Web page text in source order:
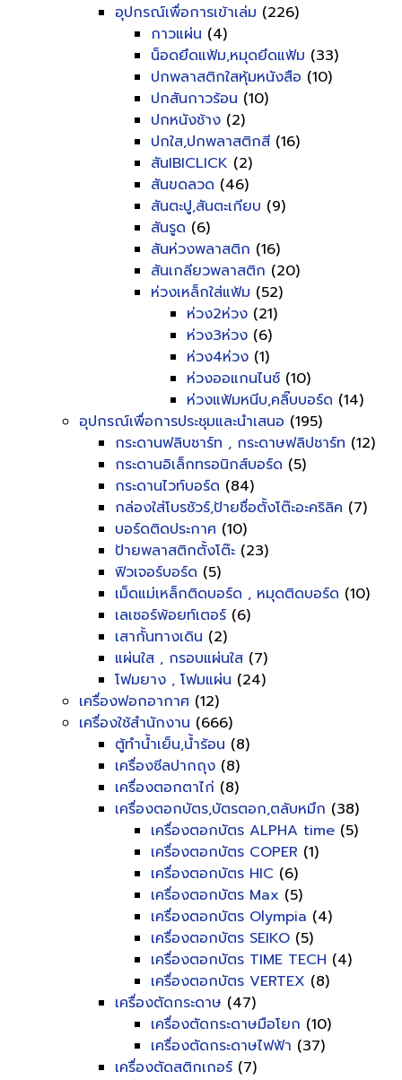
อุปกรณ์เพื่อการเข้าเล่ม (226)
กาวแผ่น (4)
น็อดยึดแฟ้ม,หมุดยึดแฟ้ม (33)
ปกพลาสติกใสหุ้มหนังสือ (10)
ปกสันกาวร้อน (10)
ปกหนังช้าง (2)
ปกใส,ปกพลาสติกสี (16)
สันIBICLICK (2)
สันขดลวด (46)
สันตะปู,สันตะเกียบ (9)
สันรูด (6)
สันห่วงพลาสติก (16)
สันเกลียวพลาสติก (20)
ห่วงเหล็กใส่แฟ้ม (52)
ห่วง2ห่วง (21)
ห่วง3ห่วง (6)
ห่วง4ห่วง (1)
ห่วงออแกนไนซ์ (10)
ห่วงแฟ้มหนีบ,คลิ๊บบอร์ด (14)
อุปกรณ์เพื่อการประชุมและนำเสนอ (195)
กระดานฟลิบชาร์ท , กระดาษฟลิปชาร์ท (12)
กระดานอิเล็กทรอนิกส์บอร์ด (5)
กระดานไวท์บอร์ด (84)
กล่องใส่โบรชัวร์,ป้ายชื่อตั้งโต๊ะอะคริลิค (7)
บอร์ดติดประกาศ (10)
ป้ายพลาสติกตั้งโต๊ะ (23)
ฟิวเจอร์บอร์ด (5)
เม็ดแม่เหล็กติดบอร์ด , หมุดติดบอร์ด (10)
เลเซอร์พ้อยท์เตอร์ (6)
เสากั้นทางเดิน (2)
แผ่นใส , กรอบแผ่นใส (7)
โฟมยาง , โฟมแผ่น (24)
เครื่องฟอกอากาศ (12)
เครื่องใช้สำนักงาน (666)
ตู้ทำน้ำเย็น,น้ำร้อน (8)
เครื่องซีลปากถุง (8)
เครื่องตอกตาไก่ (8)
เครื่องตอกบัตร,บัตรตอก,ตลับหมึก (38)
เครื่องตอกบัตร ALPHA time (5)
เครื่องตอกบัตร COPER (1)
เครื่องตอกบัตร HIC (6)
เครื่องตอกบัตร Max (5)
เครื่องตอกบัตร Olympia (4)
เครื่องตอกบัตร SEIKO (5)
เครื่องตอกบัตร TIME TECH (4)
เครื่องตอกบัตร VERTEX (8)
เครื่องตัดกระดาษ (47)
เครื่องตัดกระดาษมือโยก (10)
เครื่องตัดกระดาษไฟฟ้า (37)
เครื่องตัดสติกเกอร์ (7)